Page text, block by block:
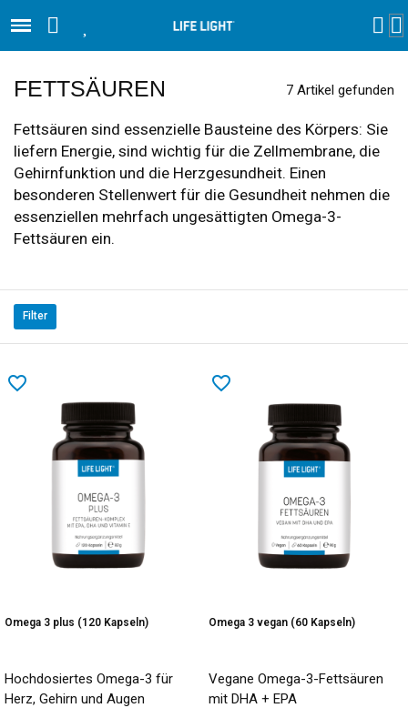
FETTSÄUREN 7 Artikel gefunden
Fettsäuren sind essenzielle Bausteine des Körpers: Sie
liefern Energie, sind wichtig für die Zellmembrane, die
Gehirnfunktion und die Herzgesundheit. Einen
besonderen Stellenwert für die Gesundheit nehmen die
essenziellen mehrfach ungesättigten Omega-3-
Fettsäuren ein.
Filter
Omega 3 plus (120 Kapseln)
Hochdosiertes Omega-3 für
Herz, Gehirn und Augen
favorite_border
Omega 3 vegan (60 Kapseln)
Vegane Omega-3-Fettsäuren
mit DHA + EPA
favorite_border